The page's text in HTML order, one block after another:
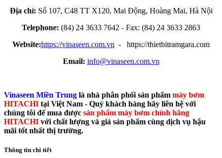
Địa chỉ: Số 107, C48 TT X120, Mai Động, Hoàng Mai, Hà Nội
Telephone: (84) 24 3633 7642 - Fax: (84) 24 3633 2863
Website:https://vinaseen.com.vn - https://thietbitramgara.com
Email: info@vinaseen.com.vn
Vinaseen Miền Trung là nhà phân phối sản phẩm máy bơm
HITACHI tại Việt Nam - Quý khách hàng hãy liên hệ với
chúng tôi để mua được sản phẩm máy bơm chính hãng
HITACHI với chất lượng và giá sản phẩm cùng dịch vụ hậu
mãi tốt nhất thị trường.
Thông tin chi tiết